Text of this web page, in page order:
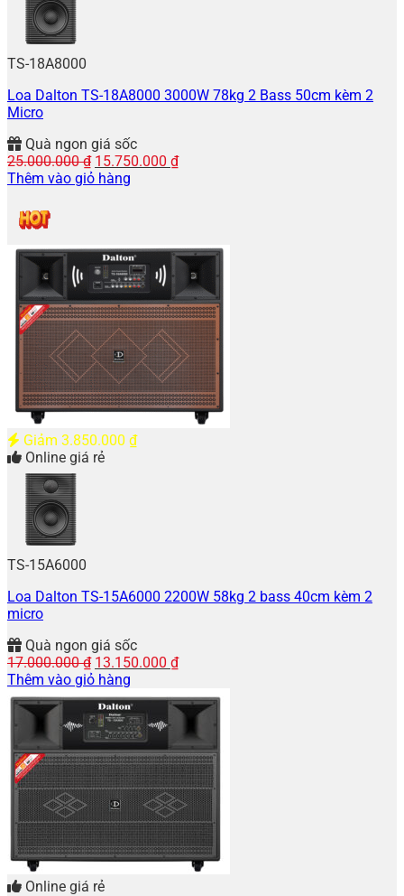
TS-18A8000
Loa Dalton TS-18A8000 3000W 78kg 2 Bass 50cm kèm 2
Micro
Quà ngon giá sốc
25.000.000₫ Giá
gốc
15.750.000 ₫Giá
Thêm vào giỏ hàng
Giảm 3.850.000 ₫
Online giá rẻ
TS-15A6000
Loa Dalton TS-15A6000 2200W 58kg 2 bass 40cm kèm 2
micro
Quà ngon giá sốc
17.000.000₫ Giá
gốc
là:
17.000.000 ₫.
13.150.000 ₫Giá
tại
là:
13.150.000 ₫.
Thêm vào giỏ hàng
Online giá rẻ